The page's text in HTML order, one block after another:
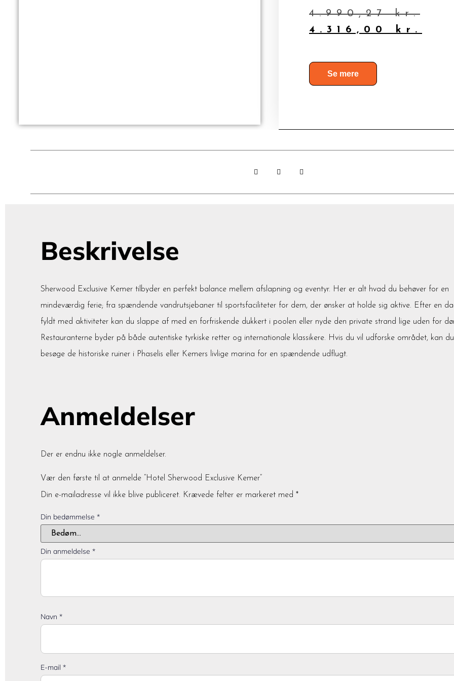
4.990,27kr.
4.316,00
kr.
Se mere
Beskrivelse
Sherwood Exclusive Kemer tilbyder en perfekt balance mellem afslapning og eventyr. Her er alt hvad du behøver for en
mindeværdig ferie; fra spændende vandrutsjebaner til sportsfaciliteter for dem, der ønsker at holde sig aktive. Efter en
fyldt med aktiviteter kan du slappe af med en forfriskende dukkert i poolen eller nyde den private strand lige uden for
Restauranterne byder på både autentiske tyrkiske retter og internationale klassikere. Hvis du vil udforske området, kan du
besøge de historiske ruiner i Phaselis eller Kemers livlige marina for en spændende udflugt.
Anmeldelser
Der er endnu ikke nogle anmeldelser.
Vær den første til at anmelde “Hotel Sherwood Exclusive Kemer”
Din e-mailadresse vil ikke blive publiceret. Krævede felter er markeret med *
Din bedømmelse *
Din anmeldelse *
Navn *
E-mail *